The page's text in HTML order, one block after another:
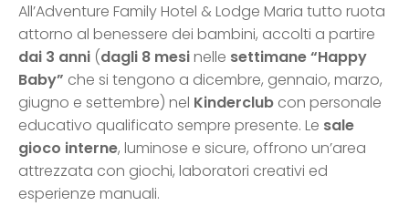
All’Adventure Family Hotel & Lodge Maria tutto ruota
attorno al benessere dei bambini, accolti a partire
dai 3 anni (dagli 8 mesinelle settimane “Happy
Baby” che si tengono a dicembre, gennaio, marzo,
giugno e settembre) nel Kinderclub con personale
educativo qualificato sempre presente. Le sale
gioco interne, luminose e sicure, offrono un’area
attrezzata con giochi, laboratori creativi ed
esperienze manuali.